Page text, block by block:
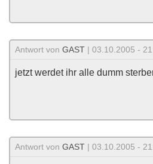
Antwort von GAST | 03.10.2005 -
jetzt werdet ihr alle dumm
Antwort von GAST | 03.10.2005 -